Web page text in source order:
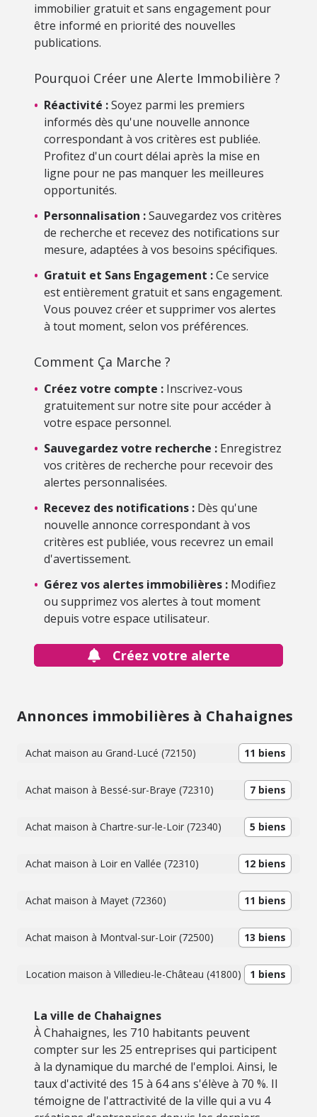
immobilier gratuit et sans engagement pour
être informé en priorité des nouvelles
publications.
Pourquoi Créer une Alerte Immobilière ?
• Réactivité :Soyez parmi les premiers
informés dès qu'une nouvelle annonce
correspondant à vos critères est publiée.
Profitez d'un court délai après la mise en
ligne pour ne pas manquer les meilleures
opportunités.
• Personnalisation :Sauvegardez vos critères
de recherche et recevez des notifications sur
mesure, adaptées à vos besoins spécifiques.
• Gratuit et Sans Engagement :Ce service
est entièrement gratuit et sans engagement.
Vous pouvez créer et supprimer vos alertes
à tout moment, selon vos préférences.
Comment Ça Marche ?
• Créez votre compte : Inscrivez-vous
gratuitement sur notre site pour accéder à
votre espace personnel.
• Sauvegardez votre recherche : Enregistrez
vos critères de recherche pour recevoir des
alertes personnalisées.
• Recevez des notifications : Dès qu'une
nouvelle annonce correspondant à vos
critères est publiée, vous recevrez un email
d'avertissement.
• Gérez vos alertes immobilières : Modifiez
ou supprimez vos alertes à tout moment
depuis votre espace utilisateur.
Créez votre alerte
Annonces immobilières à Chahaignes
Achat maison au Grand-Lucé (72150) 11 biens
Achat maison à Bessé-sur-Braye (72310) 7 biens
Achat maison à Chartre-sur-le-Loir (72340) 5 biens
Achat maison à Loir en Vallée (72310) 12 biens
Achat maison à Mayet (72360) 11 biens
Achat maison à Montval-sur-Loir (72500) 13 biens
Location maison à Villedieu-le-Château (41800) 1 biens
La ville de Chahaignes
À Chahaignes, les 710 habitants peuvent
compter sur les 25 entreprises qui participent
à la dynamique du marché de l'emploi. Ainsi, le
taux d'activité des 15 à 64 ans s'élève à 70 %. Il
témoigne de l'attractivité de la ville qui a vu 4